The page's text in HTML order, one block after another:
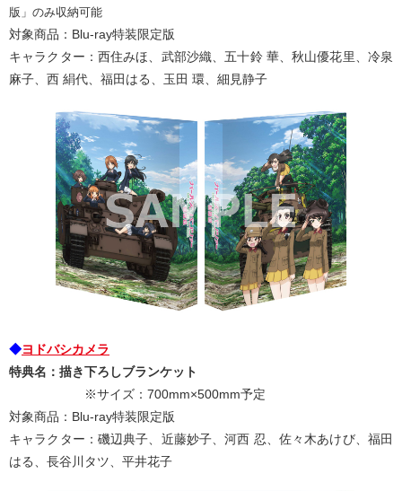
版」のみ収納可能
対象商品：Blu-ray特装限定版
キャラクター：西住みほ、武部沙織、五十鈴 華、秋山優花里、冷泉
麻子、西 絹代、福田はる、玉田 環、細見静子
◆ヨドバシカメラ
特典名：描き下ろしブランケット
※サイズ：700mm×500mm予定
対象商品：Blu-ray特装限定版
キャラクター：磯辺典子、近藤妙子、河西 忍、佐々木あけび、福田
はる、長谷川タツ、平井花子